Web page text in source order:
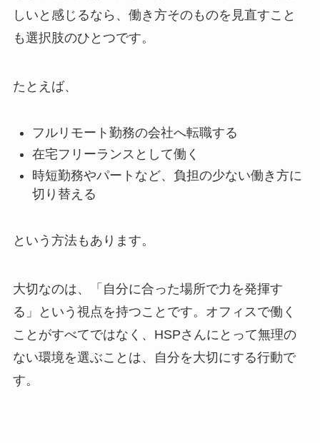
しいと感じるなら、働き方そのものを見直すこと
も選択肢のひとつです。
たとえば、
フルリモート勤務の会社へ転職する
在宅フリーランスとして働く
時短勤務やパートなど、負担の少ない働き方に
切り替える
という方法もあります。
大切なのは、「自分に合った場所で力を発揮す
る」という視点を持つことです。オフィスで働く
ことがすべてではなく、HSPさんにとって無理の
ない環境を選ぶことは、自分を大切にする行動で
す。